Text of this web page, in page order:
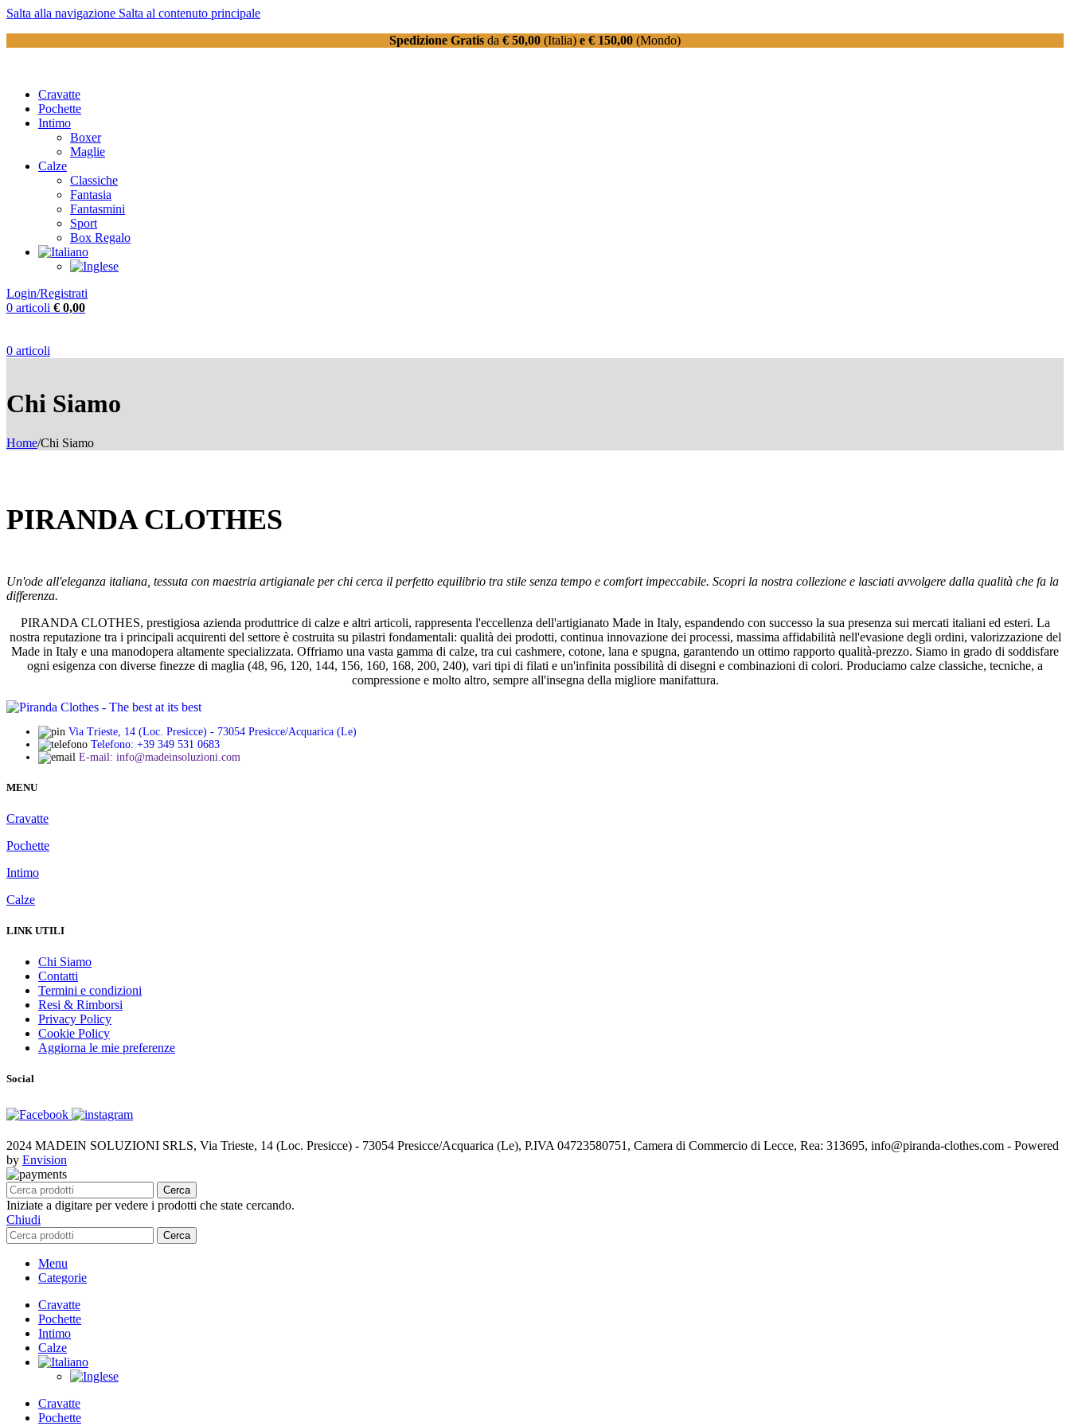
Salta alla navigazione Salta al contenuto principale
Spedizione Gratis da € 50,00 (Italia) e € 150,00 (Mondo)
Cravatte
Pochette
Intimo
Boxer
Maglie
Calze
Classiche
Fantasia
Fantasmini
Sport
Box Regalo
Login/Registrati
0 articoli € 0,00
0 articoli
Chi Siamo
Home/Chi Siamo
PIRANDA CLOTHES
Un'ode all'eleganza italiana, tessuta con maestria artigianale per chi cerca il perfetto equilibrio tra stile senza tempo e comfort impeccabile. Scopri la nostra collezione e lasciati avvolgere dalla qualità che fa la
differenza.
PIRANDA CLOTHES, prestigiosa azienda produttrice di calze e altri articoli, rappresenta l'eccellenza dell'artigianato Made in Italy, espandendo con successo la sua presenza sui mercati italiani ed esteri. La
nostra reputazione tra i principali acquirenti del settore è costruita su pilastri fondamentali: qualità dei prodotti, continua innovazione dei processi, massima affidabilità nell'evasione degli ordini, valorizzazione del
Made in Italy e una manodopera altamente specializzata. Offriamo una vasta gamma di calze, tra cui cashmere, cotone, lana e spugna, garantendo un ottimo rapporto qualità-prezzo. Siamo in grado di soddisfare
ogni esigenza con diverse finezze di maglia (48, 96, 120, 144, 156, 160, 168, 200, 240), vari tipi di filati e un'infinita possibilità di disegni e combinazioni di colori. Produciamo calze classiche, tecniche, a
compressione e molto altro, sempre all'insegna della migliore manifattura.
Via Trieste, 14 (Loc. Presicce) - 73054 Presicce/Acquarica (Le)
Telefono: +39 349 531 0683
E-mail: info@madeinsoluzioni.com
MENU
Cravatte
Pochette
Intimo
Calze
LINK UTILI
Chi Siamo
Contatti
Termini e condizioni
Resi & Rimborsi
Privacy Policy
Cookie Policy
Aggiorna le mie preferenze
Social
2024 MADEIN SOLUZIONI SRLS, Via Trieste, 14 (Loc. Presicce) - 73054 Presicce/Acquarica (Le), P.IVA 04723580751, Camera di Commercio di Lecce, Rea: 313695, info@piranda-clothes.com - Powered
by Envision
Cerca
Iniziate a digitare per vedere i prodotti che state cercando.
Chiudi
Cerca
Menu
Categorie
Cravatte
Pochette
Intimo
Calze
Cravatte
Pochette